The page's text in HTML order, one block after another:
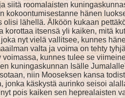
siitä roomalaisten
hänen
lähellä. Älköön kukaan
itsensä yli kaiken, mitä
nyt vielä vallitsee, kunnes
valta ja voima on tehty
kunnes tulee se
kuningaskunnan Isälle
niin Mooseksen kansa
käskystä aurinko seisoi
pois kaiken sen heprealaisten